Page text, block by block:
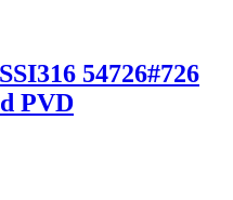
54726#726
PVD